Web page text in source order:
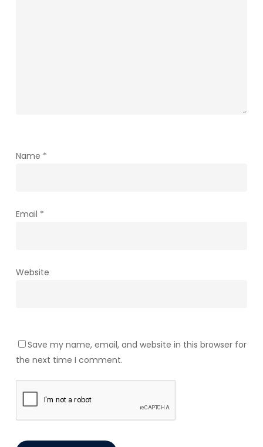
Name *
Email *
Website
Save my name, email, and website in this browser for
the next time I comment.